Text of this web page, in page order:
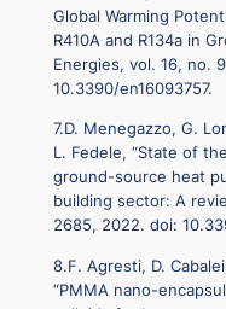
Global Warming
R410A and R134a in
Energies, vol. 16, no.
10.3390/en16093757.
7.D. Menegazzo, G.
L. Fedele, “State of
ground-source heat
building sector: A
2685, 2022. doi:
8.F. Agresti, D.
“PMMA nano-